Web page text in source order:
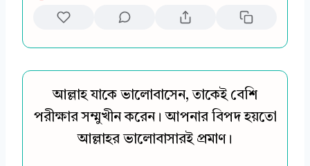
আল্লাহ যাকে ভালোবাসেন, তাকেই বেশি
পরীক্ষার সম্মুখীন করেন। আপনার বিপদ হয়তো
আল্লাহর ভালোবাসারই প্রমাণ।